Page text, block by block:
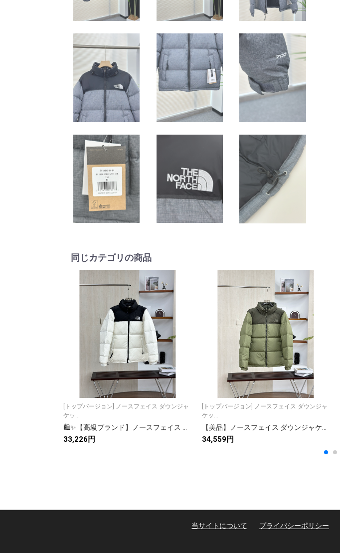
同じカテゴリの商品
[トップバージョン] ノースフェイス ダウンジャ
ケッ...
33,226円
[トップバージョン] ノースフェイス ダウンジャ
ケッ...
34,559円
当サイトについて プライバシーポリシー